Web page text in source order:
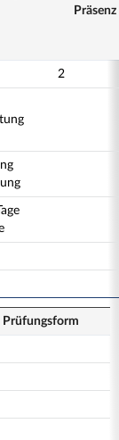
Präsenz
2
Prüfungsform